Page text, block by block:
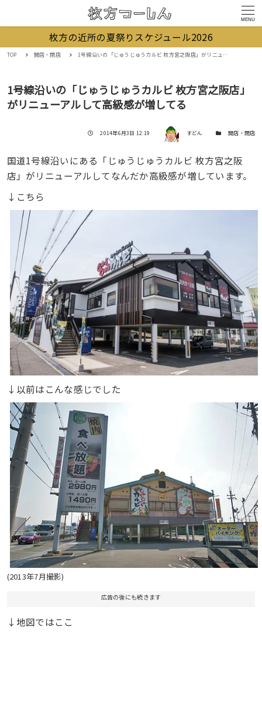
MENU
枚方の近所の夏祭りスケジュール2026
TOP 開店・閉店 1号線沿いの「じゅうじゅうカルビ 枚方宮之阪店」がリニューアルして高級感が増してる
1号線沿いの「じゅうじゅうカルビ 枚方宮之阪店」
がリニューアルして高級感が増してる
投稿日
2014年6月3日 12:19 著者 すどん カテゴリー開店・閉店
国道1号線沿いにある「じゅうじゅうカルビ 枚方宮之阪
店」がリニューアルしてなんだか高級感が増しています。
↓こちら
↓以前はこんな感じでした
(2013年7月撮影)
広告の後にも続きます
↓地図ではここ